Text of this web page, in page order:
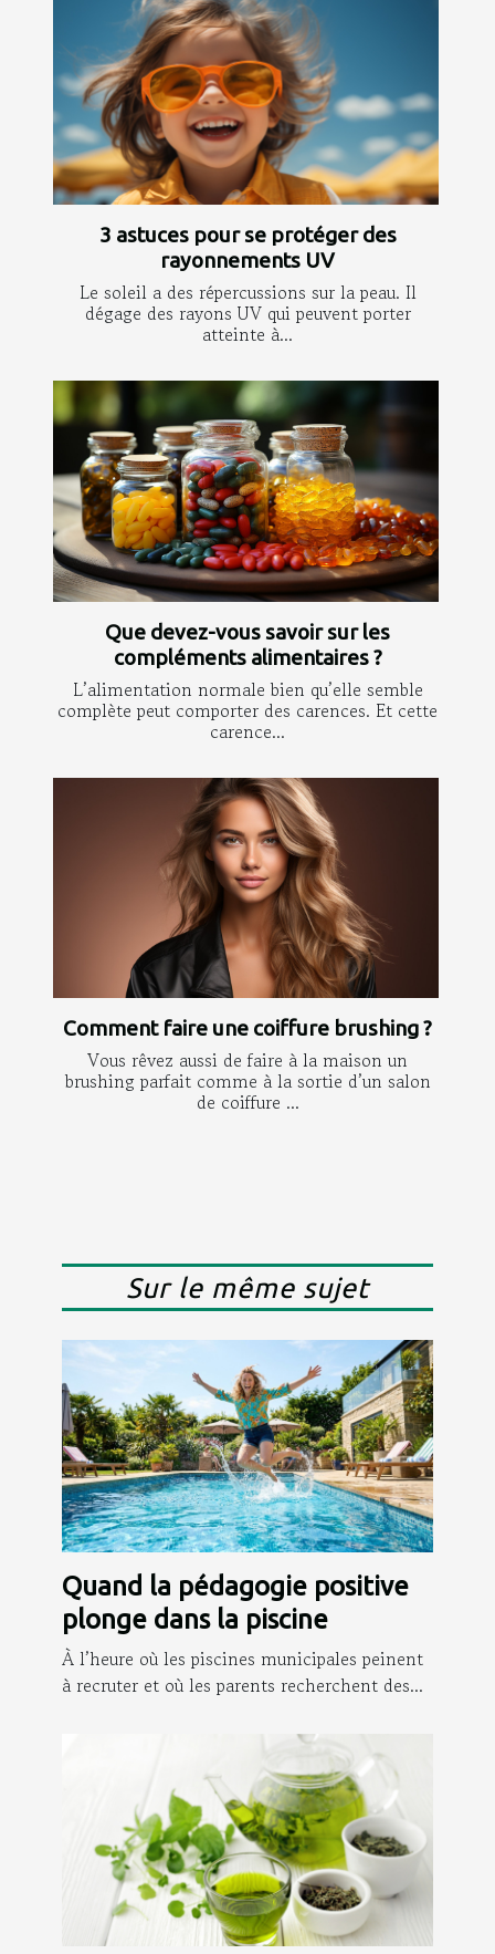
3 astuces pour se protéger des
rayonnements UV
Le soleil a des répercussions sur la peau. Il
dégage des rayons UV qui peuvent porter
atteinte à...
Que devez-vous savoir sur les
compléments alimentaires ?
L’alimentation normale bien qu’elle semble
complète peut comporter des carences. Et cette
carence...
Comment faire une coiffure brushing ?
Vous rêvez aussi de faire à la maison un
brushing parfait comme à la sortie d’un salon
de coiffure ...
Sur le même sujet
Quand la pédagogie positive
plonge dans la piscine
À l’heure où les piscines municipales peinent
à recruter et où les parents recherchent des...